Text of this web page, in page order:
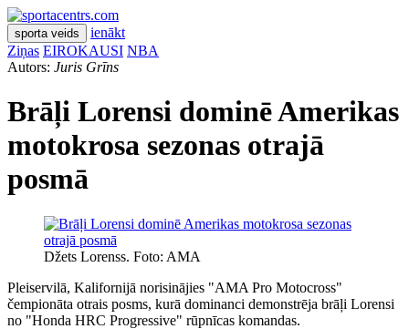
sporta veids
ienākt
Ziņas EIROKAUSI NBA
Autors: Juris Grīns
Brāļi Lorensi dominē Amerikas
motokrosa sezonas otrajā
posmā
Džets Lorenss. Foto: AMA
Pleiservilā, Kalifornijā norisinājies "AMA Pro Motocross"
čempionāta otrais posms, kurā dominanci demonstrēja brāļi Lorensi
no "Honda HRC Progressive" rūpnīcas komandas.